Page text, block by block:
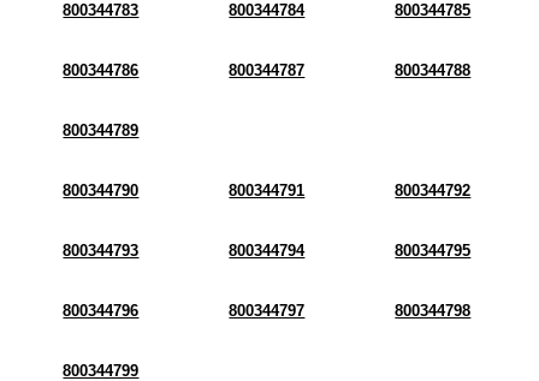
800344783 800344784 800344785
800344786 800344787 800344788
800344789
800344790 800344791 800344792
800344793 800344794 800344795
800344796 800344797 800344798
800344799